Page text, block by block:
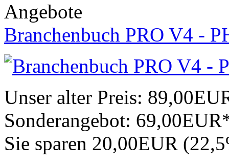
Angebote
Branchenbuch PRO V4 -
Unser alter Preis:
Sonderangebot:
Sie sparen 20,00EUR